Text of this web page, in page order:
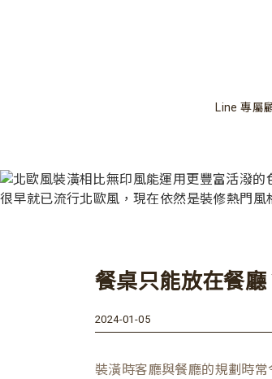
Line 專屬
餐桌只能放在餐
2024-01-05
裝潢時客廳與餐廳的規劃時